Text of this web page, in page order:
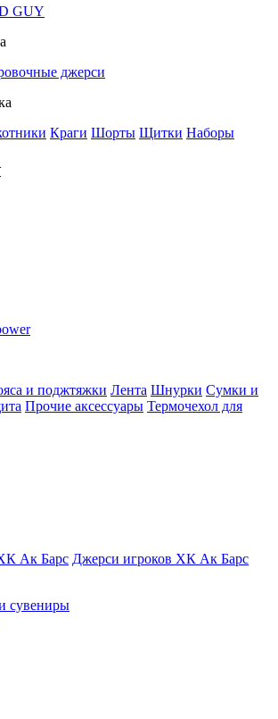
GUY
джерси
Краги Шорты Щитки Наборы
и поджтяжки Лента Шнурки Сумки и
Прочие аксессуары Термочехол для
Ак Барс Джерси игроков ХК Ак Барс
сувениры